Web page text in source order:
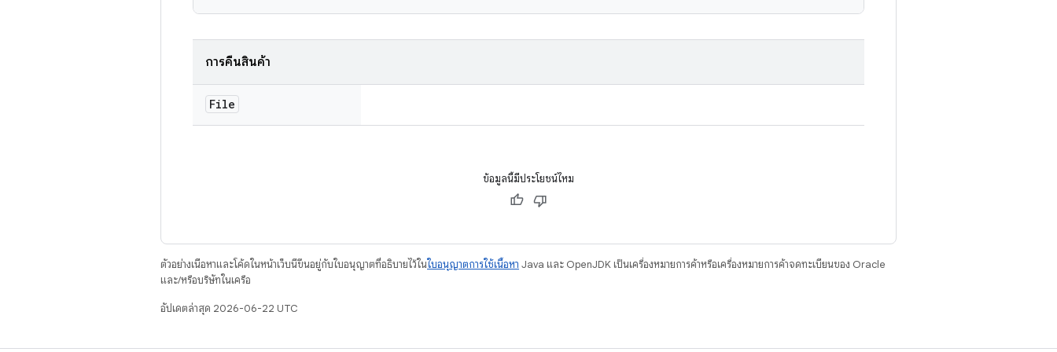
การคืนสินค้า
File
ข้อมูลนี้มีประโยชน์ไหม
ตัวอย่างเนื้อหาและโค้ดในหน้าเว็บนี้ขึ้นอยู่กับใบอนุญาตที่อธิบายไว้ในใบอนุญาตการใช้เนื้อหา Java และ OpenJDK เป็นเครื่องหมายการค้าหรือเครื่องหมายการค้าจดทะเบียนของ Oracle
และ/หรือบริษัทในเครือ
อัปเดตล่าสุด 2026-06-22 UTC